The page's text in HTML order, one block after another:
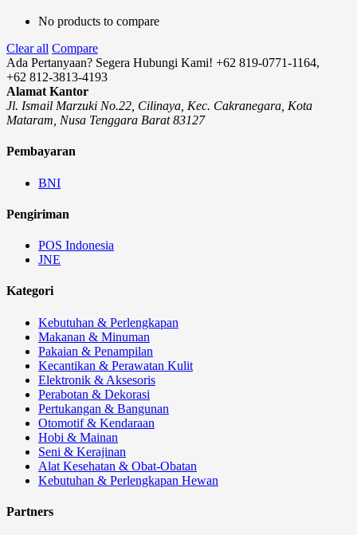
No products to compare
Clear all Compare
Ada Pertanyaan? Segera Hubungi Kami! +62 819-0771-1164,
+62 812-3813-4193
Alamat Kantor
Jl. Ismail Marzuki No.22, Cilinaya, Kec. Cakranegara, Kota
Mataram, Nusa Tenggara Barat 83127
Pembayaran
BNI
Pengiriman
POS Indonesia
JNE
Kategori
Kebutuhan & Perlengkapan
Makanan & Minuman
Pakaian & Penampilan
Kecantikan & Perawatan Kulit
Elektronik & Aksesoris
Perabotan & Dekorasi
Pertukangan & Bangunan
Otomotif & Kendaraan
Hobi & Mainan
Seni & Kerajinan
Alat Kesehatan & Obat-Obatan
Kebutuhan & Perlengkapan Hewan
Partners